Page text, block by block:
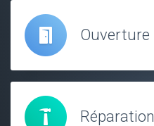
Ouverture
Réparation